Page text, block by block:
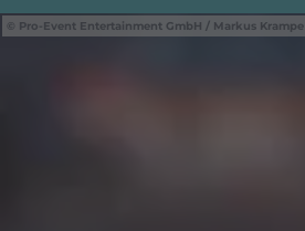
Pro-Event Entertainment GmbH / Markus Krampe